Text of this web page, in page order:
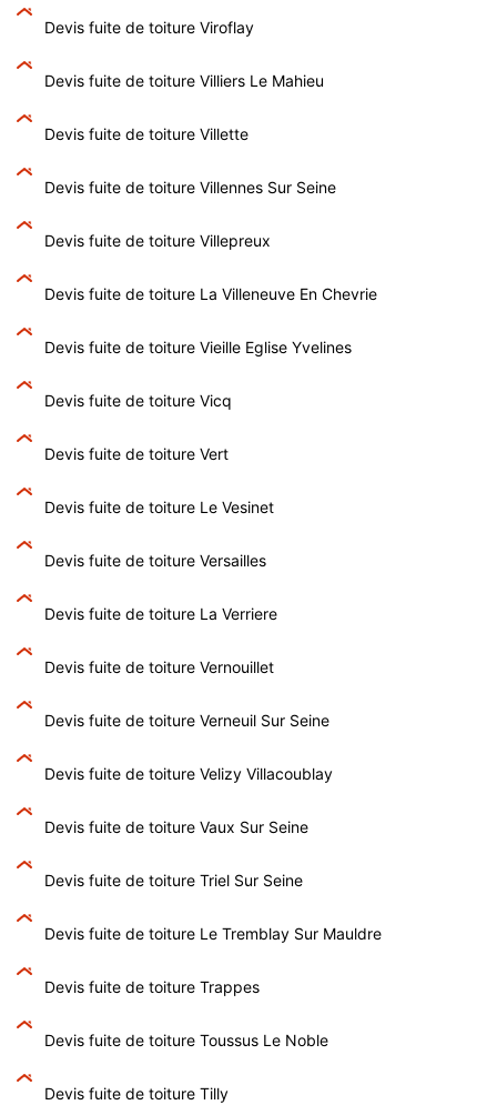
Devis fuite de toiture Viroflay
Devis fuite de toiture Villiers Le Mahieu
Devis fuite de toiture Villette
Devis fuite de toiture Villennes Sur Seine
Devis fuite de toiture Villepreux
Devis fuite de toiture La Villeneuve En Chevrie
Devis fuite de toiture Vieille Eglise Yvelines
Devis fuite de toiture Vicq
Devis fuite de toiture Vert
Devis fuite de toiture Le Vesinet
Devis fuite de toiture Versailles
Devis fuite de toiture La Verriere
Devis fuite de toiture Vernouillet
Devis fuite de toiture Verneuil Sur Seine
Devis fuite de toiture Velizy Villacoublay
Devis fuite de toiture Vaux Sur Seine
Devis fuite de toiture Triel Sur Seine
Devis fuite de toiture Le Tremblay Sur Mauldre
Devis fuite de toiture Trappes
Devis fuite de toiture Toussus Le Noble
Devis fuite de toiture Tilly